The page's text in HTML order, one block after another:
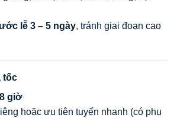
lễ 3 – 5 ngày, tránh giai đoạn cao
tốc
giờ
hoặc ưu tiên tuyến nhanh (có phụ